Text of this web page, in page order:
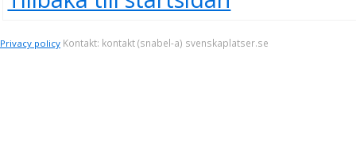
Privacy policy Kontakt: kontakt (snabel-a) svenskaplatser.se